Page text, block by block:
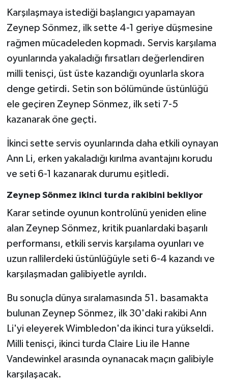
Karşılaşmaya istediği başlangıcı yapamayan
Zeynep Sönmez, ilk sette 4-1 geriye düşmesine
rağmen mücadeleden kopmadı. Servis karşılama
oyunlarında yakaladığı fırsatları değerlendiren
milli tenisçi, üst üste kazandığı oyunlarla skora
denge getirdi. Setin son bölümünde üstünlüğü
ele geçiren Zeynep Sönmez, ilk seti 7-5
kazanarak öne geçti.
İkinci sette servis oyunlarında daha etkili oynayan
Ann Li, erken yakaladığı kırılma avantajını korudu
ve seti 6-1 kazanarak durumu eşitledi.
Zeynep Sönmez ikinci turda rakibini bekliyor
Karar setinde oyunun kontrolünü yeniden eline
alan Zeynep Sönmez, kritik puanlardaki başarılı
performansı, etkili servis karşılama oyunları ve
uzun rallilerdeki üstünlüğüyle seti 6-4 kazandı ve
karşılaşmadan galibiyetle ayrıldı.
Bu sonuçla dünya sıralamasında 51. basamakta
bulunan Zeynep Sönmez, ilk 30'daki rakibi Ann
Li'yi eleyerek Wimbledon'da ikinci tura yükseldi.
Milli tenisçi, ikinci turda Claire Liu ile Hanne
Vandewinkel arasında oynanacak maçın galibiyle
karşılaşacak.